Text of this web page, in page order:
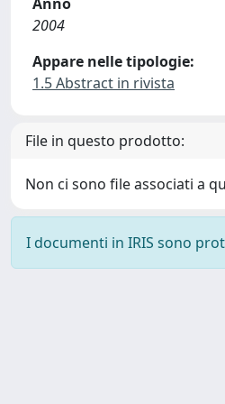
2004
Appare nelle tipologie:
1.5 Abstract in rivista
File in questo prodotto:
Non ci sono file associati a
I documenti in IRIS sono